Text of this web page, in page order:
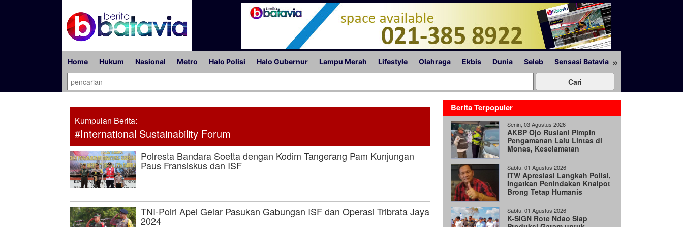
Home Hukum Nasional Metro Halo Polisi Halo Gubernur Lampu Merah Lifestyle Olahraga Ekbis Dunia Seleb Sensasi Batavia »
Kumpulan Berita:
#International Sustainability Forum
Polresta Bandara Soetta dengan Kodim Tangerang Pam Kunjungan
Paus Fransiskus dan ISF
TNI-Polri Apel Gelar Pasukan Gabungan ISF dan Operasi Tribrata Jaya
2024
Berita Terpopuler
Senin, 03 Agustus 2026
AKBP Ojo Ruslani Pimpin
Pengamanan Lalu Lintas di
Monas, Keselamatan
Sabtu, 01 Agustus 2026
ITW Apresiasi Langkah Polisi,
Ingatkan Penindakan Knalpot
Brong Tetap Humanis
Sabtu, 01 Agustus 2026
K-SIGN Rote Ndao Siap